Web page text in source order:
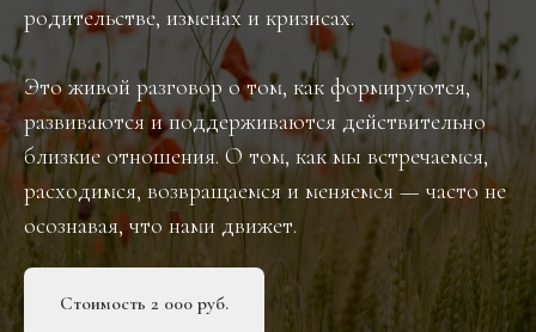
родительстве, изменах и кризисах.
Это живой разговор о том, как формируются,
развиваются и поддерживаются действительно
близкие отношения. О том, как мы встречаемся,
расходимся, возвращаемся и меняемся — часто не
осознавая, что нами движет.
Стоимость 2 000 руб.